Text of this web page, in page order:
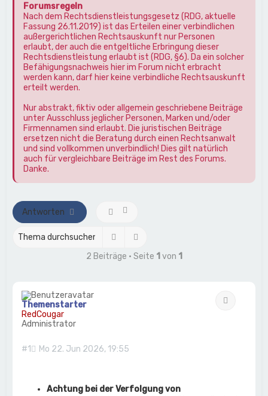
Forumsregeln
Nach dem Rechtsdienstleistungsgesetz (RDG, aktuelle
Fassung 26.11.2019) ist das Erteilen einer verbindlichen
außergerichtlichen Rechtsauskunft nur Personen
erlaubt, der auch die entgeltliche Erbringung dieser
Rechtsdienstleistung erlaubt ist (RDG, §6). Da ein solcher
Befähigungsnachweis hier im Forum nicht erbracht
werden kann, darf hier keine verbindliche Rechtsauskunft
erteilt werden.
Nur abstrakt, fiktiv oder allgemein geschriebene Beiträge
unter Ausschluss jeglicher Personen, Marken und/oder
Firmennamen sind erlaubt. Die juristischen Beiträge
ersetzen nicht die Beratung durch einen Rechtsanwalt
und sind vollkommen unverbindlich! Dies gilt natürlich
auch für vergleichbare Beiträge im Rest des Forums.
Danke.
Antworten
Suche
2 Beiträge • Seite 1 von 1
Themenstarter
RedCougar
Administrator
#1 Mo 22. Jun 2026, 19:55
Achtung bei der Verfolgung von